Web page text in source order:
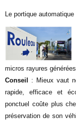
Le portique
micros rayures
Conseil
: Mieux vaut
rapide, efficace et
ponctuel coûte plus
préservation de son